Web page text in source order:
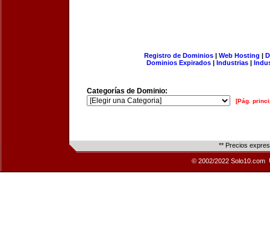
Registro de Dominios| Web Hosting |
Dominios Expirados | Industrias |
Categorías de Dominio:
[Pág.
** Precios
© 2002/2022 Solo10.com